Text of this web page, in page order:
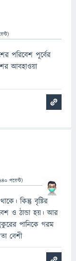
পরিবেশ পূর্বের
আবহাওয়া
পয়েন্ট)
কিন্তু বৃষ্টির
ও ঠান্ডা হয়। আর
পানিকে গরম
বেশী